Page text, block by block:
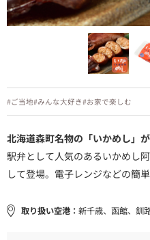
#ご当地#みんな大好き#お家で楽しむ
北海道森町名物の「いかめし」
駅弁として人気のあるいかめし
して登場。電子レンジなどの簡
取り扱い空港： 新千歳、函館、釧